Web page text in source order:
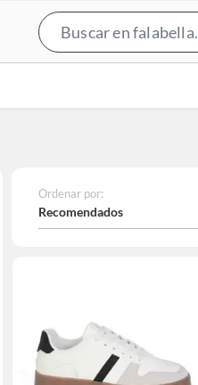
Ordenar por:
Recomendados